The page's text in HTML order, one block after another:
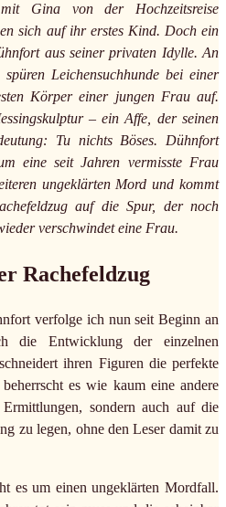
Gina von der Hochzeitsreise
sich auf ihr erstes Kind. Doch ein
aus seiner privaten Idylle. An
Leichensuchhunde bei einer
Körper einer jungen Frau auf.
– ein Affe, der seinen
Tu nichts Böses. Dühnfort
eine seit Jahren vermisste Frau
ungeklärten Mord und kommt
auf die Spur, der noch
verschwindet eine Frau.
Rachefeldzug
verfolge ich nun seit Beginn an
die Entwicklung der einzelnen
ihren Figuren die perfekte
es wie kaum eine andere
sondern auch auf die
zu legen, ohne den Leser damit zu
es um einen ungeklärten Mordfall.